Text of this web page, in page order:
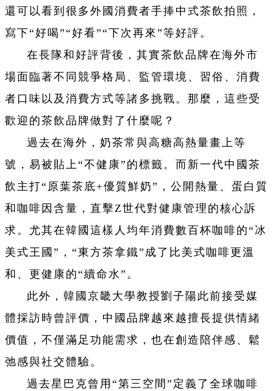
還可以看到很多外國消費者手捧中式茶飲拍照，
寫下“好喝”“好看”“下次再來”等好評。
在長隊和好評背後，其實茶飲品牌在海外市
場面臨著不同競爭格局、監管環境、習俗、消費
者口味以及消費方式等諸多挑戰。那麼，這些受
歡迎的茶飲品牌做對了什麼呢？
過去在海外，奶茶常與高糖高熱量畫上等
號，易被貼上“不健康”的標籤。而新一代中國茶
飲主打“原葉茶底+優質鮮奶”，公開熱量、蛋白質
和咖啡因含量，直擊Z世代對健康管理的核心訴
求。尤其在韓國這樣人均年消費數百杯咖啡的“冰
美式王國”，“東方茶拿鐵”成了比美式咖啡更溫
和、更健康的“續命水”。
此外，韓國京畿大學教授劉子陽此前接受媒
體採訪時曾評價，中國品牌越來越擅長提供情緒
價值，不僅滿足功能需求，也在創造陪伴感、鬆
弛感與社交體驗。
過去星巴克曾用“第三空間”定義了全球咖啡